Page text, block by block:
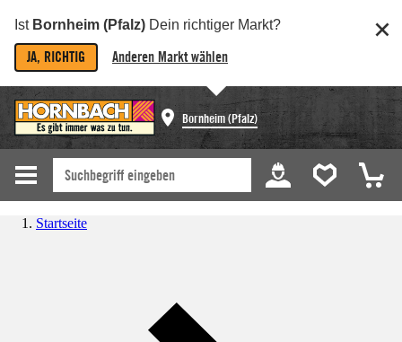
Ist Bornheim (Pfalz) Dein richtiger Markt?
JA, RICHTIG Anderen Markt wählen
Bornheim (Pfalz)
Startseite